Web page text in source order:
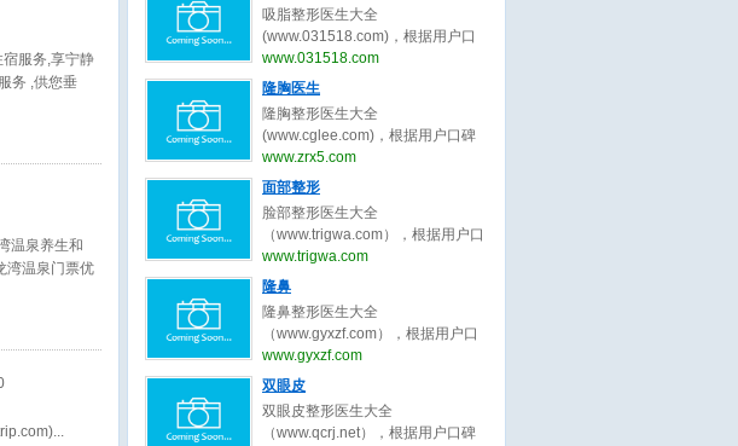
服务,享宁静
务 ,供您垂
温泉养生和
湾温泉门票优
戴婷婷,曾斌,吴玉家,梁晓健,潘峰等
关于隆鼻修复的专家和信息。预约
咨询微信：bianmei0528。
修复隆鼻整形医生、北京隆鼻修复
整形医生、上海隆鼻修复整形医
生、广州隆鼻修复整形医生、成都
隆鼻修复整形医生、武汉隆鼻修复
整形医生、西安隆鼻修复整形、郑
州隆鼻修复整形。隆鼻修复整形医
生大全，秉承为客户服务公平公正
原则，为整形客户求美决策推荐最
好的隆鼻修复整形医生。
吸脂整形医生大全
(www.031518.com)，根据用户口
碑收录全中国最好的吸脂整形医
生，包括不限于吸脂整形外科医
形医生、北京吸脂整形医生、上海
吸脂整形医生、广州吸脂整形医
生、成都吸脂整形医生、武汉吸脂
整形医生、西安吸脂整形、郑州吸
脂整形。吸脂整形医生大全，秉承
为客户服务公平公正原则，为整形
客户求美决策推荐最好的吸脂整形
医生。
www.031518.com
隆胸医生
隆胸整形医生大全
(www.cglee.com)，根据用户口碑
收录全中国最好的隆胸整形医生，
包括不限于隆胸整形外科医生、隆
生、北京隆胸整形医生、上海隆胸
整形医生、广州隆胸整形医生、成
都隆胸整形医生、武汉隆胸整形医
生、西安隆胸整形、郑州隆胸整
形。隆胸整形医生大全，秉承为客
户服务公平公正原则，为整形客户
求美决策推荐最好的隆胸整形医
生。
www.zrx5.com
面部整形
脸部整形医生大全
（www.trigwa.com），根据用户口
碑收录全中国最好的脸部整形医
生，包括不限于脸部整形外科医
生、眼睛整形医生、吸脂整形医
生、修复整形医生、北京脸部整形
医生、上海脸部整形医生、广州脸
部整形医生、成都脸部整形医生、
武汉脸部整形医生、西安脸部整
形、郑州脸部整形。脸部整形医生
www.trigwa.com
隆鼻
隆鼻整形医生大全
（www.gyxzf.com），根据用户口
碑收录全中国最好的隆鼻整形医
生，包括不限于隆鼻整形外科医
生、眼睛整形医生、吸脂整形医
www.gyxzf.com
双眼皮
双眼皮整形医生大全
（www.qcrj.net），根据用户口碑